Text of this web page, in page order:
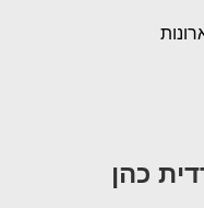
כהן